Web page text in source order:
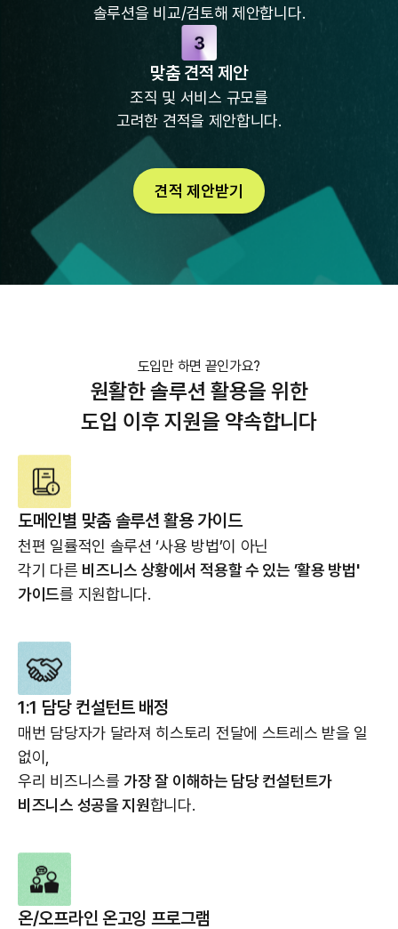
솔루션을 비교/검토해 제안합니다.
맞춤 견적 제안
조직 및 서비스 규모를
고려한 견적을 제안합니다.
견적 제안받기
도입만 하면 끝인가요?
원활한 솔루션 활용을 위한
도입 이후 지원을 약속합니다
도메인별 맞춤 솔루션 활용 가이드
천편 일률적인 솔루션 ‘사용 방법’이 아닌
각기 다른 비즈니스 상황에서 적용할 수 있는 ’활용 방법'
가이드를 지원합니다.
1:1 담당 컨설턴트 배정
매번 담당자가 달라져 히스토리 전달에 스트레스 받을 일
없이,
우리 비즈니스를가장 잘 이해하는 담당 컨설턴트가
비즈니스 성공을 지원합니다.
온/오프라인 온고잉 프로그램